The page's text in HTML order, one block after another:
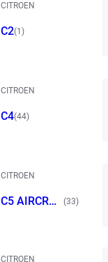
CITROEN
C2(1)
CITROEN
C4(44)
CITROEN
C5 AIRCROS
(33)
CITROEN